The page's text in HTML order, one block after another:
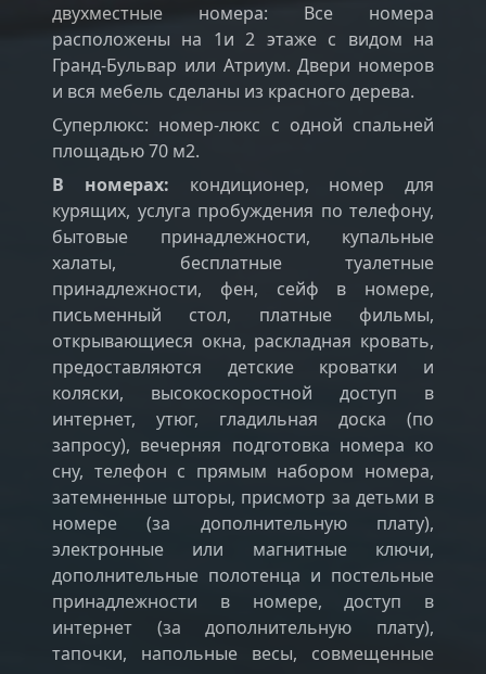
двухместные номера: Все номера
расположены на 1и 2 этаже с видом на
Гранд-Бульвар или Атриум. Двери номеров
и вся мебель сделаны из красного дерева.
Суперлюкс: номер-люкс с одной спальней
площадью 70 м2.
В номерах: кондиционер, номер для
курящих, услуга пробуждения по телефону,
бытовые принадлежности, купальные
халаты, бесплатные туалетные
принадлежности, фен, сейф в номере,
письменный стол, платные фильмы,
открывающиеся окна, раскладная кровать,
предоставляются детские кроватки и
коляски, высокоскоростной доступ в
интернет, утюг, гладильная доска (по
запросу), вечерняя подготовка номера ко
сну, телефон с прямым набором номера,
затемненные шторы, присмотр за детьми в
номере (за дополнительную плату),
электронные или магнитные ключи,
дополнительные полотенца и постельные
принадлежности в номере, доступ в
интернет (за дополнительную плату),
тапочки, напольные весы, совмещенные